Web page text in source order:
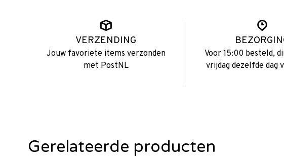
VERZENDING
Jouw favoriete items verzonden
met PostNL
Voor 15:00 besteld,
vrijdag dezelfde dag
Gerelateerde producten